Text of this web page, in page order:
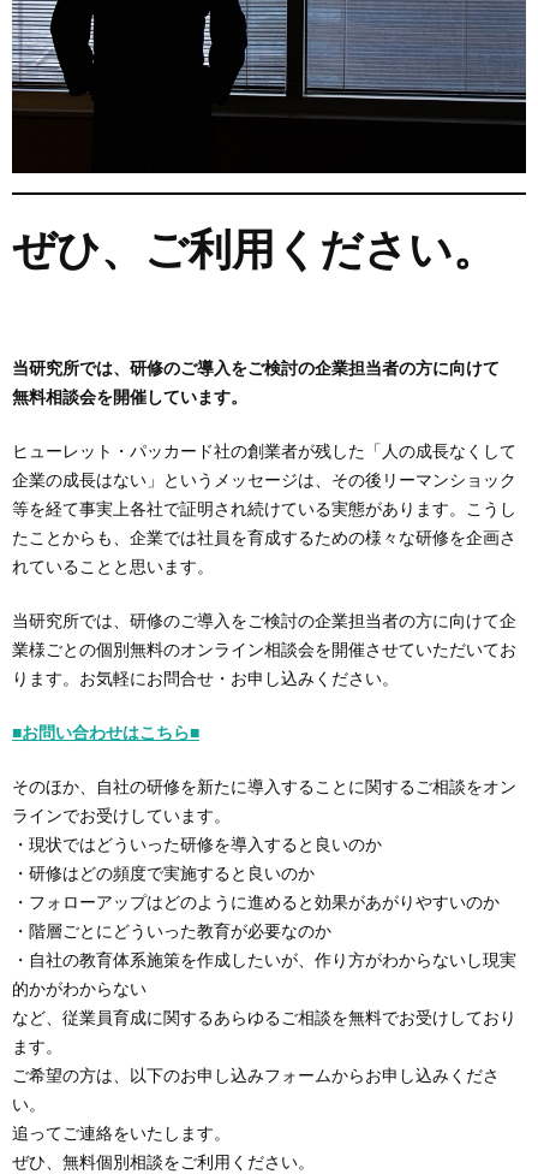
ぜひ、ご利用ください。
当研究所では、研修のご導入をご検討の企業担当者の方に向けて
無料相談会を開催しています。
ヒューレット・パッカード社の創業者が残した「人の成長なくして
企業の成長はない」というメッセージは、その後リーマンショック
等を経て事実上各社で証明され続けている実態があります。こうし
たことからも、企業では社員を育成するための様々な研修を企画さ
れていることと思います。
当研究所では、研修のご導入をご検討の企業担当者の方に向けて企
業様ごとの個別無料のオンライン相談会を開催させていただいてお
ります。お気軽にお問合せ・お申し込みください。
■お問い合わせはこちら■
そのほか、自社の研修を新たに導入することに関するご相談をオン
ラインでお受けしています。
・現状ではどういった研修を導入すると良いのか
・研修はどの頻度で実施すると良いのか
・フォローアップはどのように進めると効果があがりやすいのか
・階層ごとにどういった教育が必要なのか
・自社の教育体系施策を作成したいが、作り方がわからないし現実
的かがわからない
など、従業員育成に関するあらゆるご相談を無料でお受けしており
ます。
ご希望の方は、以下のお申し込みフォームからお申し込みくださ
い。
追ってご連絡をいたします。
ぜひ、無料個別相談をご利用ください。